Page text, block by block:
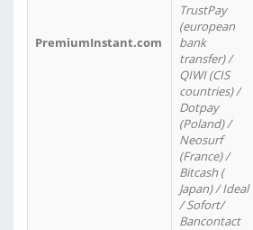
PremiumInstant.com
TrustPay
(european
bank
transfer) /
QIWI (CIS
countries) /
Dotpay
(Poland) /
Neosurf
(France) /
Bitcash (
Japan) / Ideal
/ Sofort/
Bancontact